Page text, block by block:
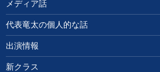
メディア話
代表竜太の個人的な話
出演情報
新クラス